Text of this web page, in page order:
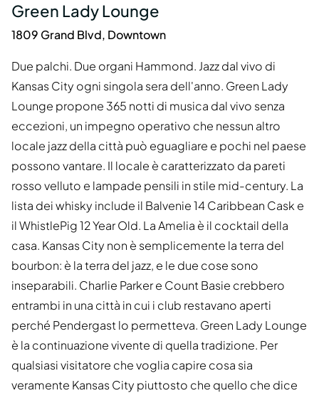
Green Lady Lounge
1809 Grand Blvd, Downtown
Due palchi. Due organi Hammond. Jazz dal vivo di
Kansas City ogni singola sera dell'anno. Green Lady
Lounge propone 365 notti di musica dal vivo senza
eccezioni, un impegno operativo che nessun altro
locale jazz della città può eguagliare e pochi nel paese
possono vantare. Il locale è caratterizzato da pareti
rosso velluto e lampade pensili in stile mid-century. La
lista dei whisky include il Balvenie 14 Caribbean Cask e
il WhistlePig 12 Year Old. La Amelia è il cocktail della
casa. Kansas City non è semplicemente la terra del
bourbon: è la terra del jazz, e le due cose sono
inseparabili. Charlie Parker e Count Basie crebbero
entrambi in una città in cui i club restavano aperti
perché Pendergast lo permetteva. Green Lady Lounge
è la continuazione vivente di quella tradizione. Per
qualsiasi visitatore che voglia capire cosa sia
veramente Kansas City piuttosto che quello che dice